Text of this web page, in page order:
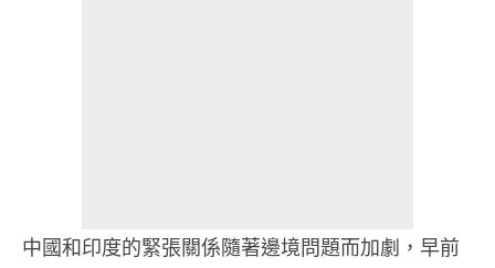
中國和印度的緊張關係隨著邊境問題而加劇，早前